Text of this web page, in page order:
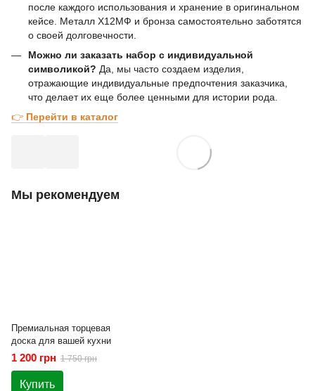
после каждого использования и хранение в оригинальном
кейсе. Металл Х12МФ и бронза самостоятельно заботятся
о своей долговечности.
Можно ли заказать набор с индивидуальной
символикой? Да, мы часто создаем изделия,
отражающие индивидуальные предпочтения заказчика,
что делает их еще более ценными для истории рода.
👉 Перейти в каталог
Мы рекомендуем
Премиальная торцевая
доска для вашей кухни
1 200 грн 1 750 грн
Купить